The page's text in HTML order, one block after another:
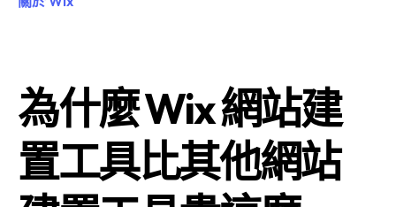
為什麼 Wix 網站建
置工具比其他網站